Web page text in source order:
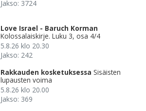
Jakso: 3724
Love Israel - Baruch Korman
Kolossalaiskirje. Luku 3, osa 4/4
5.8.26 klo 20.30
Jakso: 242
Rakkauden kosketuksessa Sisäisten
lupausten voima
5.8.26 klo 20.00
Jakso: 369